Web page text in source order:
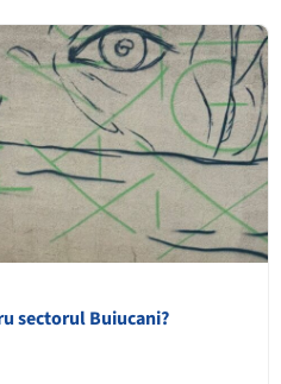
sectorul Buiucani?